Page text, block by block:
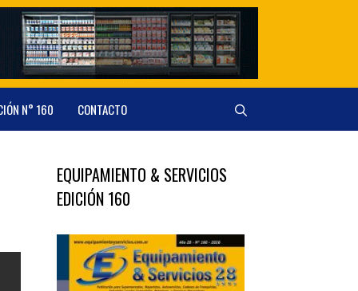
N° 160 CONTACTO
EQUIPAMIENTO & SERVICIOS
EDICIÓN 160